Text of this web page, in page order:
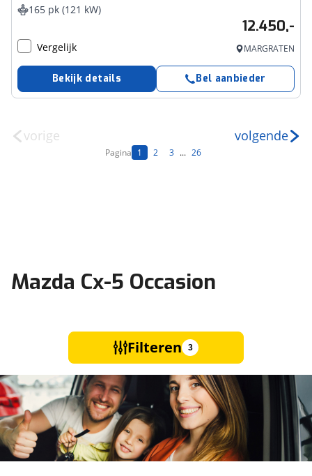
165 pk (121 kW)
12.450,-
Vergelijk MARGRATEN
Bekijk details Bel aanbieder
vorige
Pagina 1 2 3 ... 26
volgende
Mazda Cx-5 Occasion
Filteren 3